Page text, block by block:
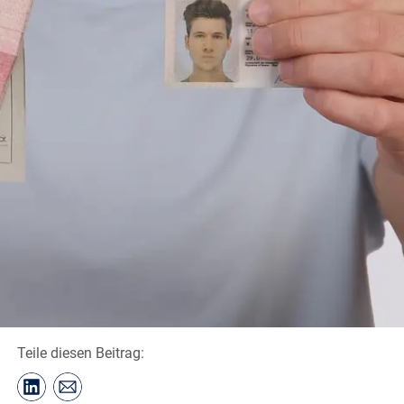
Teile diesen Beitrag: